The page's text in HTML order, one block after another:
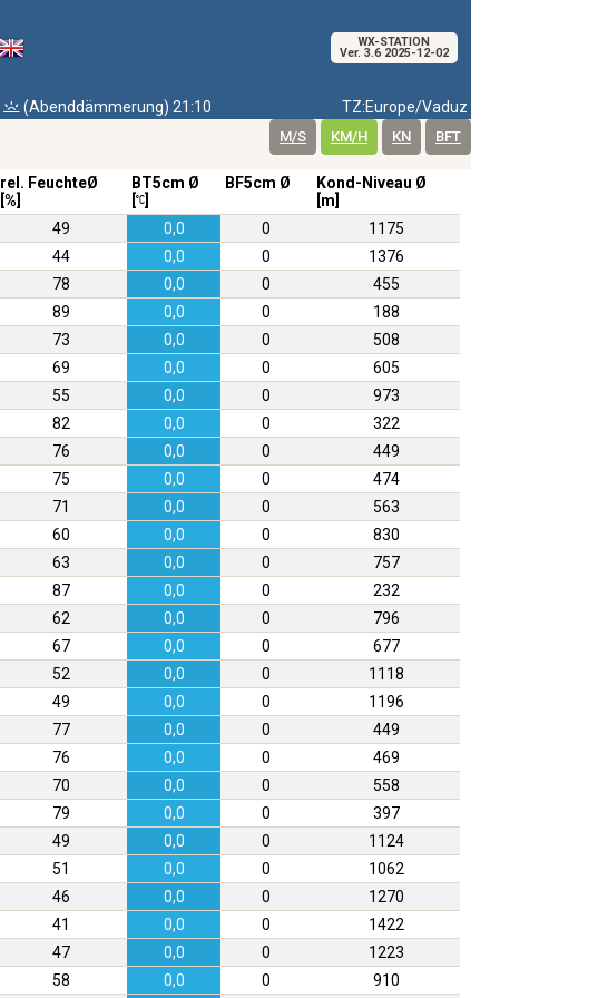
WX-STATION
Ver. 3.6 2025-12-02
(Abenddämmerung) 21:10 TZ:Europe/Vaduz
M/S KM/H KN BFT
rel. FeuchteØ
[%]
BT5cm Ø
BF5cm Ø
Kond-Niveau Ø
[m]
49 0,0 0
1175
44 0,0 0
1376
78 0,0 0
455
89 0,0 0
188
73 0,0 0
508
69 0,0 0
605
55 0,0 0
973
82 0,0 0
322
76 0,0 0
449
75 0,0 0
474
71 0,0 0
563
60 0,0 0
830
63 0,0 0
757
87 0,0 0
232
62 0,0 0
796
67 0,0 0
677
52 0,0 0
1118
49 0,0 0
1196
77 0,0 0
449
76 0,0 0
469
70 0,0 0
558
79 0,0 0
397
49 0,0 0
1124
51 0,0 0
1062
46 0,0 0
1270
41 0,0 0
1422
47 0,0 0
1223
58 0,0 0 910